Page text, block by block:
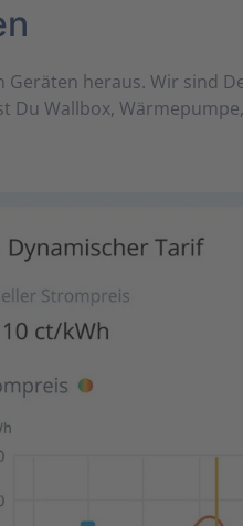
heraus. Wir sind
Wall­box,